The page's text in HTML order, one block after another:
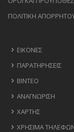
ΠΟΛΙΤΙΚΉ
ΕΙΚΌΝΕΣ
ΠΑΡΑΤΗΡΉΣΕΙΣ
ΒΊΝΤΕΟ
ΑΝΑΓΝΏΡΙΣΗ
ΧΆΡΤΗΣ
ΧΡΉΣΙΜΑ